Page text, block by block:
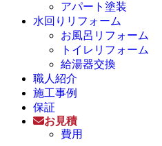
アパート塗装
水回りリフォーム
お風呂リフォーム
トイレリフォーム
給湯器交換
職人紹介
施工事例
保証
お見積
費用